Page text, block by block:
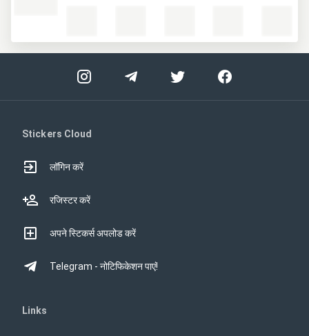
Stickers Cloud
लॉगिन करें
रजिस्टर करें
अपने स्टिकर्स अपलोड करें
Telegram - नोटिफिकेशन पाएं!
Links